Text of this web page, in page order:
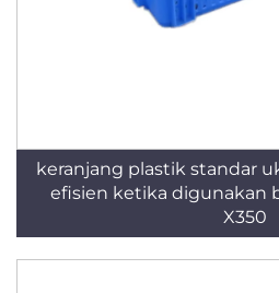
keranjang plastik standar
efisien ketika digunakan
X350